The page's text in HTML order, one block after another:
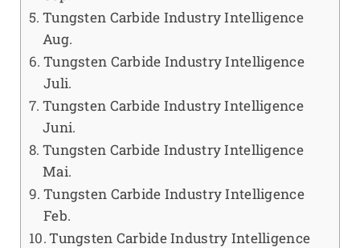
Tungsten Carbide Industry Intelligence
Aug.
Tungsten Carbide Industry Intelligence
Juli.
Tungsten Carbide Industry Intelligence
Juni.
Tungsten Carbide Industry Intelligence
Mai.
Tungsten Carbide Industry Intelligence
Feb.
Tungsten Carbide Industry Intelligence